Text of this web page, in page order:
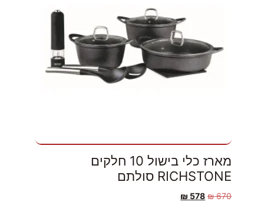
מארז כלי בישול 10 חלקים
RICHSTONE סולתם
670
₪
578
₪